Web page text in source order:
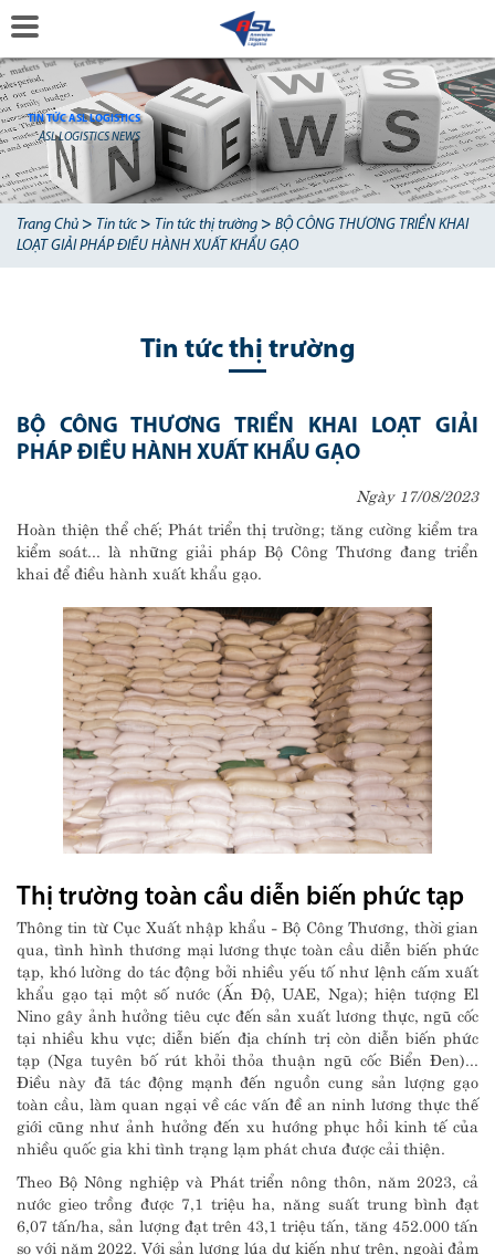
TIN TỨC ASL LOGISTICS
ASL LOGISTICS NEWS
Trang Chủ > Tin tức > Tin tức thị trường > BỘ CÔNG THƯƠNG TRIỂN KHAI
LOẠT GIẢI PHÁP ĐIỀU HÀNH XUẤT KHẨU GẠO
Tin tức thị trường
BỘ CÔNG THƯƠNG TRIỂN KHAI LOẠT GIẢI
PHÁP ĐIỀU HÀNH XUẤT KHẨU GẠO
Ngày 17/08/2023
Hoàn thiện thể chế; Phát triển thị trường; tăng cường kiểm tra
kiểm soát... là những giải pháp Bộ Công Thương đang triển
khai để điều hành xuất khẩu gạo.
Thị trường toàn cầu diễn biến phức tạp
Thông tin từ Cục Xuất nhập khẩu - Bộ Công Thương, thời gian
qua, tình hình thương mại lương thực toàn cầu diễn biến phức
tạp, khó lường do tác động bởi nhiều yếu tố như lệnh cấm xuất
khẩu gạo tại một số nước (Ấn Độ, UAE, Nga); hiện tượng El
Nino gây ảnh hưởng tiêu cực đến sản xuất lương thực, ngũ cốc
tại nhiều khu vực; diễn biến địa chính trị còn diễn biến phức
tạp (Nga tuyên bố rút khỏi thỏa thuận ngũ cốc Biển Đen)...
Điều này đã tác động mạnh đến nguồn cung sản lượng gạo
toàn cầu, làm quan ngại về các vấn đề an ninh lương thực thế
giới cũng như ảnh hưởng đến xu hướng phục hồi kinh tế của
nhiều quốc gia khi tình trạng lạm phát chưa được cải thiện.
Theo Bộ Nông nghiệp và Phát triển nông thôn, năm 2023, cả
nước gieo trồng được 7,1 triệu ha, năng suất trung bình đạt
6,07 tấn/ha, sản lượng đạt trên 43,1 triệu tấn, tăng 452.000 tấn
so với năm 2022. Với sản lượng lúa dự kiến như trên, ngoài đảm